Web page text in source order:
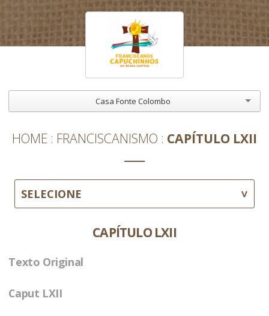
Casa Fonte Colombo
HOME FRANCISCANISMO CAPÍTULO LXII
SELECIONE
CAPÍTULO LXII
Texto Original
Caput LXII